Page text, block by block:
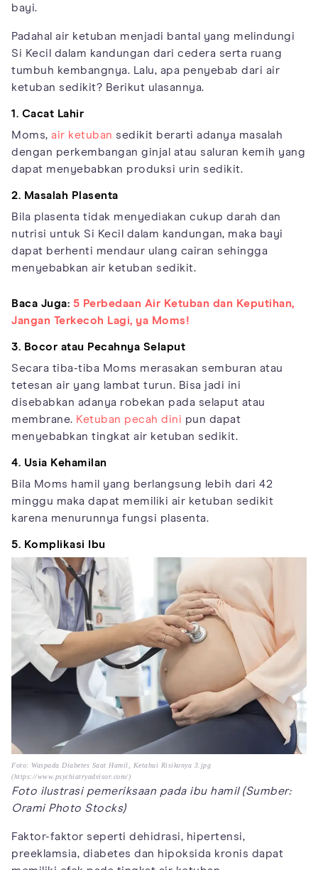
bayi.
Padahal air ketuban menjadi bantal yang melindungi
Si Kecil dalam kandungan dari cedera serta ruang
tumbuh kembangnya. Lalu, apa penyebab dari air
ketuban sedikit? Berikut ulasannya.
1. Cacat Lahir
Moms, air ketuban sedikit berarti adanya masalah
dengan perkembangan ginjal atau saluran kemih yang
dapat menyebabkan produksi urin sedikit.
2. Masalah Plasenta
Bila plasenta tidak menyediakan cukup darah dan
nutrisi untuk Si Kecil dalam kandungan, maka bayi
dapat berhenti mendaur ulang cairan sehingga
menyebabkan air ketuban sedikit.
Baca Juga: 5 Perbedaan Air Ketuban dan Keputihan,
Jangan Terkecoh Lagi, ya Moms!
3. Bocor atau Pecahnya Selaput
Secara tiba-tiba Moms merasakan semburan atau
tetesan air yang lambat turun. Bisa jadi ini
disebabkan adanya robekan pada selaput atau
membrane. Ketuban pecah dini pun dapat
menyebabkan tingkat air ketuban sedikit.
4. Usia Kehamilan
Bila Moms hamil yang berlangsung lebih dari 42
minggu maka dapat memiliki air ketuban sedikit
karena menurunnya fungsi plasenta.
5. Komplikasi Ibu
Foto: Waspada Diabetes Saat Hamil, Ketahui Risikonya 3.jpg
(https://www.psychiatryadvisor.com/)
Foto ilustrasi pemeriksaan pada ibu hamil (Sumber:
Orami Photo Stocks)
Faktor-faktor seperti dehidrasi, hipertensi,
preeklamsia, diabetes dan hipoksida kronis dapat